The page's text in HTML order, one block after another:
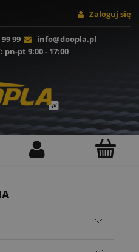
Zaloguj się
99
info@doopla.pl
: pn-pt 9:00 - 17:00